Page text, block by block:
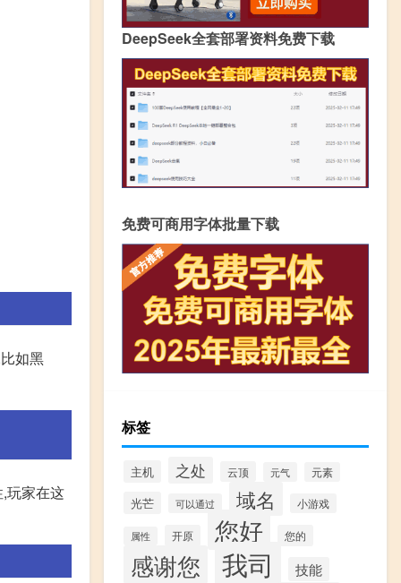
如黑
玩家在这
DeepSeek全套部署资料免费下载
免费可商用字体批量下载
标签
主机 之处 云顶 元气 元素
光芒 可以通过 域名 小游戏
属性 开原 您好 您的
感谢您 我司 技能